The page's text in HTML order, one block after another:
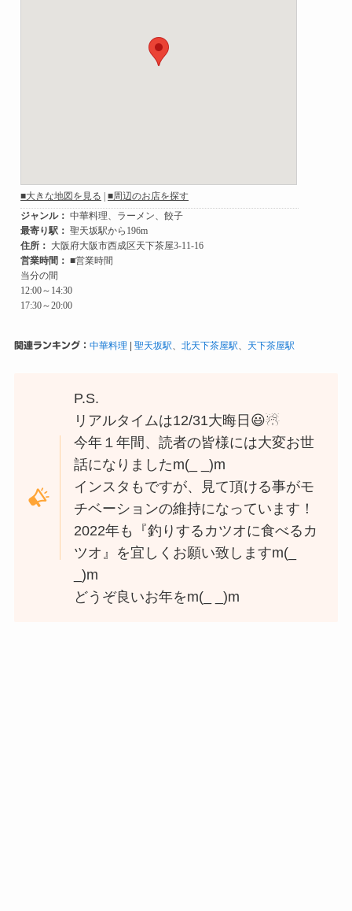
関連ランキング： 中華料理 聖天坂駅、 北天下茶屋駅、 天下茶屋駅
P.S.
リアルタイムは12/31大晦日😃☃
今年１年間、読者の皆様には大変お世
話になりましたm(_ _)m
インスタもですが、見て頂ける事がモ
チベーションの維持になっています！
2022年も『釣りするカツオに食べるカ
ツオ』を宜しくお願い致しますm(_
_)m
どうぞ良いお年をm(_ _)m